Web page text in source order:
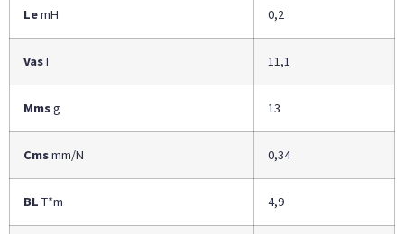
LemH 0,2
VasI 11,1
Mmsg 13
Cmsmm/N 0,34
BL T*m 4,9